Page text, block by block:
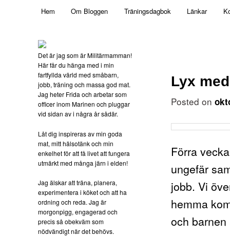
Militärmamman
Skip to primary content
Hem Om Bloggen Träningsdagbok Länkar
Lyx
Posted on
Förra
ungefär
jobb. Vi
hemma
och
Det är jag som är Militärmamman!
Här får du hänga med i min
fartfyllda värld med småbarn,
jobb, träning och massa god mat.
Jag heter Frida och arbetar som
officer inom Marinen och pluggar
vid sidan av i några år sådär.
Låt dig inspireras av min goda
mat, mitt hälsotänk och min
enkelhet för att få livet att fungera
utmärkt med många järn i elden!
Jag älskar att träna, planera,
experimentera i köket och att ha
ordning och reda. Jag är
morgonpigg, engagerad och
precis så obekväm som
nödvändigt när det behövs.